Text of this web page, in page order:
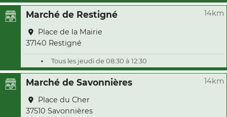
Marché de Restigné 14km
Place de la Mairie
37140 Restigné
Tous les jeudi de 08:30 à 12:30
Marché de Savonnières 14km
Place du Cher
37510 Savonnières